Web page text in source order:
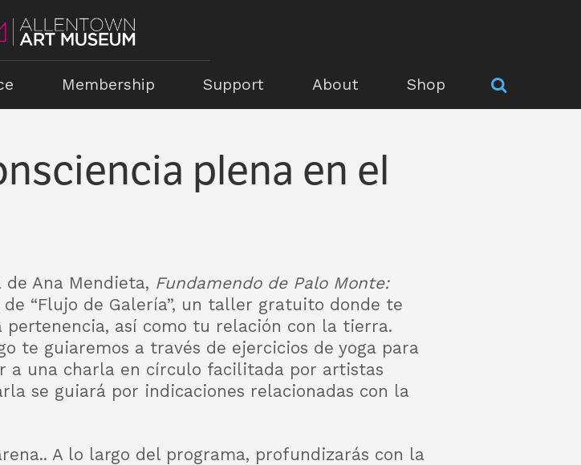
Membership Support About Shop
plena en el
Ana Mendieta, Fundamendo de Palo Monte:
“Flujo de Galería”, un taller gratuito donde te
así como tu relación con la tierra.
te guiaremos a través de ejercicios de yoga para
a una charla en círculo facilitada por artistas
se guiará por indicaciones relacionadas con la
A lo largo del programa, profundizarás con la